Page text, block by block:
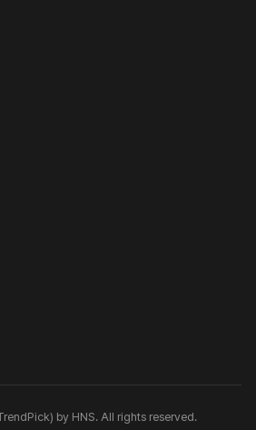
by HNS. All rights reserved.